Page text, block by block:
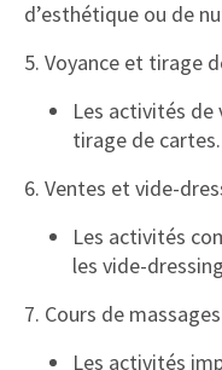
d’esthétique ou de
5. Voyance et tirage
Les activités de
tirage de cartes.
6. Ventes et vide-
Les activités
les vide-
7. Cours de
Les activités